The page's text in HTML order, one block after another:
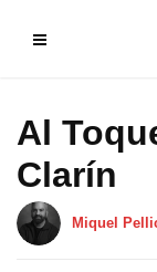
Al
Clarín
Miquel